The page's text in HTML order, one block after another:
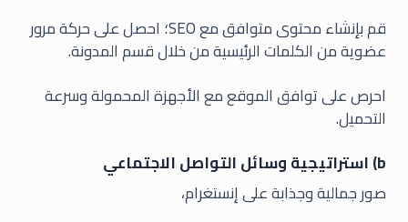
قم بإنشاء محتوى متوافق مع SEO؛ احصل على حركة مرور
عضوية من الكلمات الرئيسية من خلال قسم المدونة.
احرص على توافق الموقع مع الأجهزة المحمولة وسرعة
التحميل.
b) استراتيجية وسائل التواصل الاجتماعي
صور جمالية وجذابة على إنستغرام،